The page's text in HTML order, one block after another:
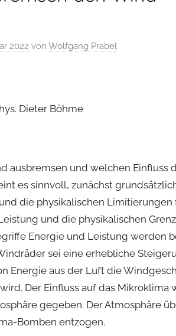
2022 von Wolfgang Prabel
Dieter Böhme
ausbremsen und welchen Einfluss
es sinnvoll, zunächst
und die physikalischen
und die physikalischen
Energie und Leistung werden
sei eine erhebliche
Energie aus der Luft die
Der Einfluss auf das
gegeben. Der Atmosphäre
Bomben entzogen.